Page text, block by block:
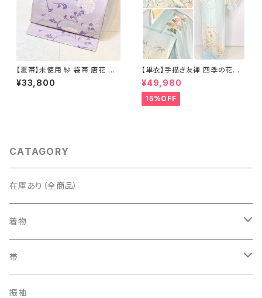
【夏帯】未使用 紗 袋帯 唐花 正
絹 紫 白 淡藤色 729
¥33,800
【単衣】手描き友禅 四季の花々
正絹 訪問着 水色 黄緑 白 パス
テルカラー 1431
¥49,980
15%OFF
CATAGORY
在庫あり（全商品）
着物
訪問着・付下げ
紬
帯
袋帯
振袖